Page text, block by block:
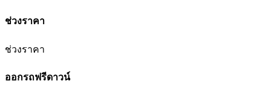
ช่วงราคา
ช่วงราคา
ออกรถฟรีดาวน์